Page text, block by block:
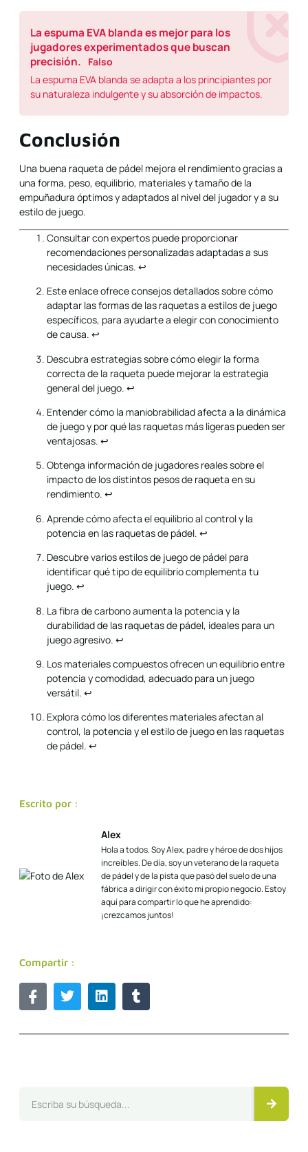
La espuma EVA blanda es mejor para los
jugadores experimentados que buscan
precisión.
Falso
La espuma EVA blanda se adapta a los principiantes por
su naturaleza indulgente y su absorción de impactos.
Conclusión
Una buena raqueta de pádel mejora el rendimiento gracias a
una forma, peso, equilibrio, materiales y tamaño de la
empuñadura óptimos y adaptados al nivel del jugador y a su
estilo de juego.
Consultar con expertos puede proporcionar
recomendaciones personalizadas adaptadas a sus
necesidades únicas. ↩
Este enlace ofrece consejos detallados sobre cómo
adaptar las formas de las raquetas a estilos de juego
específicos, para ayudarte a elegir con conocimiento
de causa. ↩
Descubra estrategias sobre cómo elegir la forma
correcta de la raqueta puede mejorar la estrategia
general del juego. ↩
Entender cómo la maniobrabilidad afecta a la dinámica
de juego y por qué las raquetas más ligeras pueden ser
ventajosas. ↩
Obtenga información de jugadores reales sobre el
impacto de los distintos pesos de raqueta en su
rendimiento. ↩
Aprende cómo afecta el equilibrio al control y la
potencia en las raquetas de pádel. ↩
Descubre varios estilos de juego de pádel para
identificar qué tipo de equilibrio complementa tu
juego. ↩
La fibra de carbono aumenta la potencia y la
durabilidad de las raquetas de pádel, ideales para un
juego agresivo. ↩
Los materiales compuestos ofrecen un equilibrio entre
potencia y comodidad, adecuado para un juego
versátil. ↩
Explora cómo los diferentes materiales afectan al
control, la potencia y el estilo de juego en las raquetas
de pádel. ↩
Escrito por :
Alex
Hola a todos. Soy Alex, padre y héroe de dos hijos
increíbles. De día, soy un veterano de la raqueta
de pádel y de la pista que pasó del suelo de una
fábrica a dirigir con éxito mi propio negocio. Estoy
aquí para compartir lo que he aprendido:
¡crezcamos juntos!
Compartir :